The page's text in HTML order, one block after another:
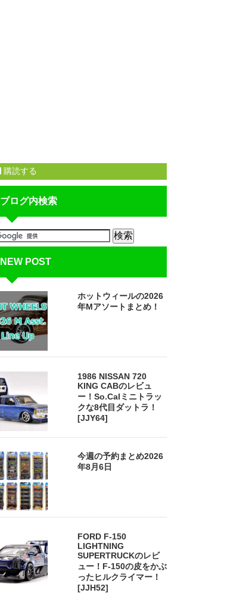
購読する
ブログ内検索
NEW POST
ホットウィールの2026
年Mアソートまとめ！
1986 NISSAN 720
KING CABのレビュ
ー！So.Calミニトラッ
クな8代目ダットラ！
[JJY64]
今週の予約まとめ2026
年8月6日
FORD F-150
LIGHTNING
SUPERTRUCKのレビ
ュー！F-150の皮をかぶ
ったヒルクライマー！
[JJH52]